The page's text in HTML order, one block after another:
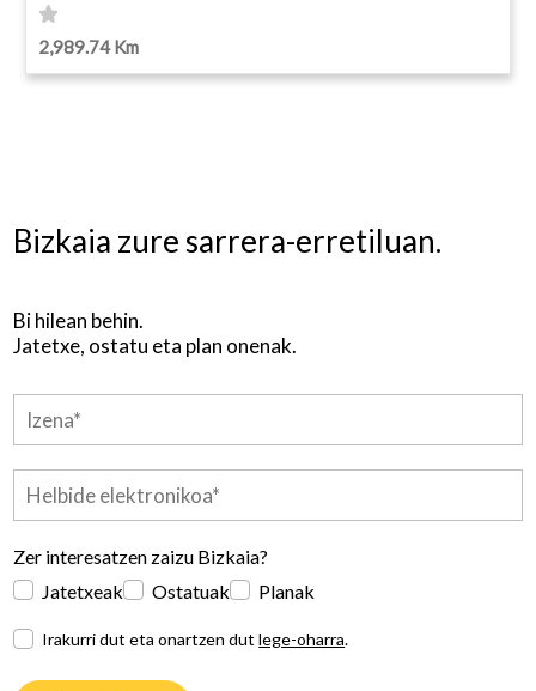
2,989.74 Km
Bizkaia zure sarrera-erretiluan.
Bi hilean behin.
Jatetxe, ostatu eta plan onenak.
Zer interesatzen zaizu Bizkaia?
Jatetxeak
Ostatuak Planak
Irakurri dut eta onartzen dutlege-oharra.